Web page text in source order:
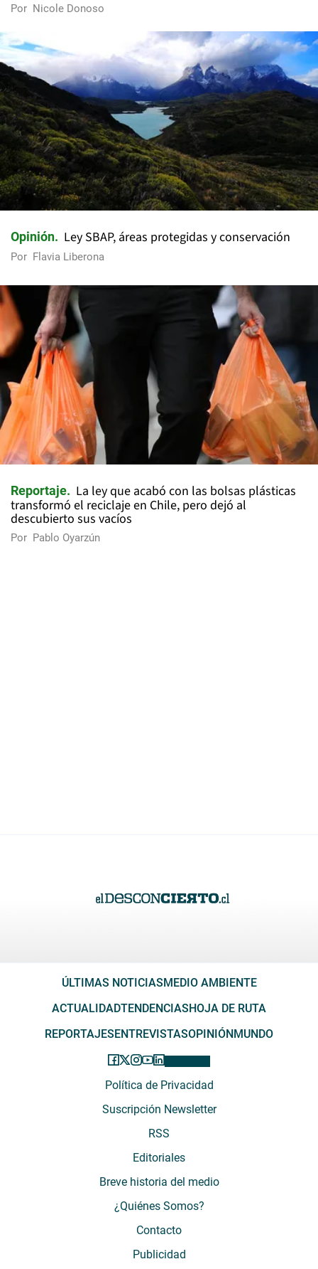
Por Nicole Donoso
Opinión Ley SBAP, áreas protegidas y conservación
Por Flavia Liberona
Reportaje
La ley que acabó con las bolsas plásticas
transformó el reciclaje en Chile, pero dejó al
descubierto sus vacíos
Por Pablo Oyarzún
ÚLTIMAS NOTICIASMEDIO AMBIENTE
ACTUALIDADTENDENCIASHOJA DE RUTA
REPORTAJESENTREVISTASOPINIÓNMUNDO
Política de Privacidad
Suscripción Newsletter
RSS
Editoriales
Breve historia del medio
¿Quiénes Somos?
Contacto
Publicidad